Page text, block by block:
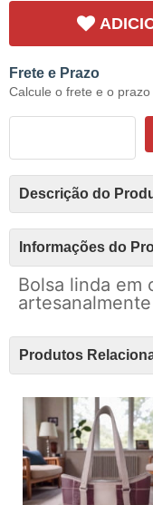
Frete e Prazo
Calcule o frete e o
Descrição do
Informações do
Bolsa linda em
artesanalmente
Produtos